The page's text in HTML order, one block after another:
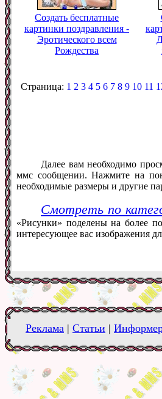
Создать бесплатные
картинки поздравления -
Эротического всем
Рождества
Страница: 1 2 3 4 5 6 7 8 9 10 11
Далее вам необходимо
ммс сообщении. Нажмите на
необходимые размеры и другие
Смотреть по
«Рисунки» поделены на более
интересующее вас изображения
Реклама | Статьи |